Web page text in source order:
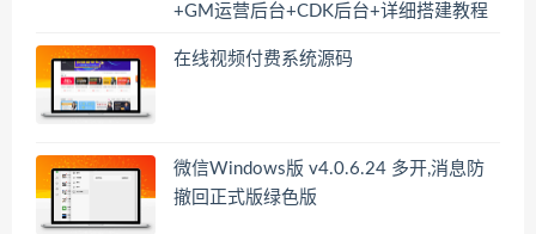
+GM运营后台+CDK后台+详细搭建教程
在线视频付费系统源码
微信Windows版 v4.0.6.24 多开,消息防
撤回正式版绿色版